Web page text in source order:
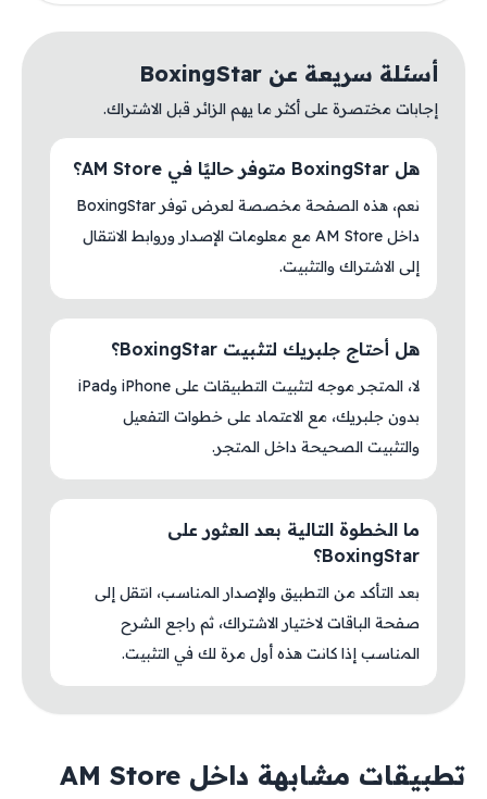
أسئلة سريعة عن BoxingStar
إجابات مختصرة على أكثر ما يهم الزائر قبل الاشتراك.
هل BoxingStar متوفر حاليًا في AM Store؟
نعم، هذه الصفحة مخصصة لعرض توفر BoxingStar
داخل AM Store مع معلومات الإصدار وروابط الانتقال
إلى الاشتراك والتثبيت.
هل أحتاج جلبريك لتثبيت BoxingStar؟
لا، المتجر موجه لتثبيت التطبيقات على iPhone وiPad
بدون جلبريك، مع الاعتماد على خطوات التفعيل
والتثبيت الصحيحة داخل المتجر.
ما الخطوة التالية بعد العثور على
BoxingStar؟
بعد التأكد من التطبيق والإصدار المناسب، انتقل إلى
صفحة الباقات لاختيار الاشتراك، ثم راجع الشرح
المناسب إذا كانت هذه أول مرة لك في التثبيت.
تطبيقات مشابهة داخل AM Store